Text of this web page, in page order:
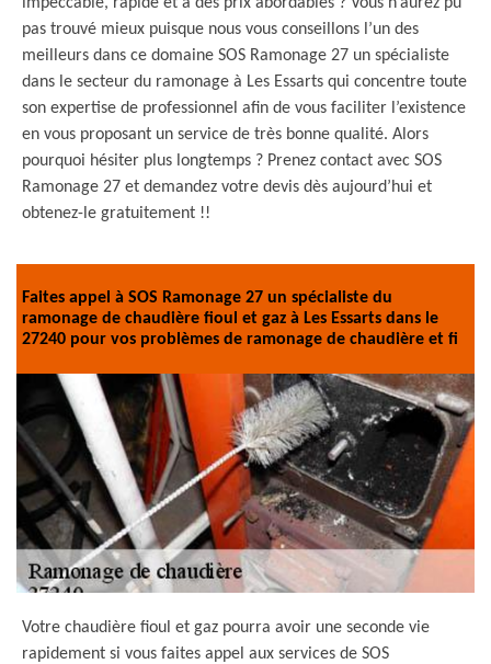
pas trouvé mieux puisque nous vous conseillons l’un des
meilleurs dans ce domaine SOS Ramonage 27 un spécialiste
dans le secteur du ramonage à Les Essarts qui concentre toute
son expertise de professionnel afin de vous faciliter l’existence
en vous proposant un service de très bonne qualité. Alors
pourquoi hésiter plus longtemps ? Prenez contact avec SOS
Ramonage 27 et demandez votre devis dès aujourd’hui et
obtenez-le gratuitement !!
Faites appel à SOS Ramonage 27 un spécialiste du
ramonage de chaudière fioul et gaz à Les Essarts dans le
27240 pour vos problèmes de ramonage de chaudière et fi
Votre chaudière fioul et gaz pourra avoir une seconde vie
rapidement si vous faites appel aux services de SOS